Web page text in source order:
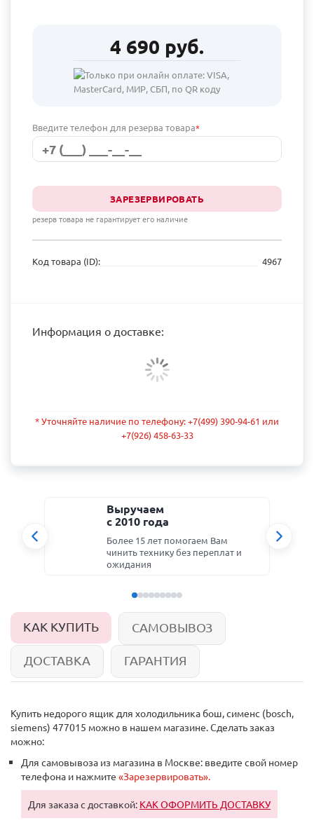
Код товара (ID): 4967
4 690 руб.
Введите телефон для резерва товара*
ЗАРЕЗЕРВИРОВАТЬ
резерв товара не гарантирует его наличие
Информация о доставке:
* Уточняйте наличие по телефону: +7(499) 390-94-61 или
+7(926) 458-63-33
Выручаем
с 2010 года
Более 15 лет помогаем Вам
чинить технику без переплат и
ожидания
КАК КУПИТЬ САМОВЫВОЗ
ДОСТАВКА ГАРАНТИЯ
Купить недорого ящик для холодильника бош, сименс (bosch,
siemens) 477015 можно в нашем магазине. Сделать заказ
можно:
Для самовывоза из магазина в Москве: введите свой номер
телефона и нажмите «Зарезервировать».
Для заказа с доставкой: КАК ОФОРМИТЬ ДОСТАВКУ